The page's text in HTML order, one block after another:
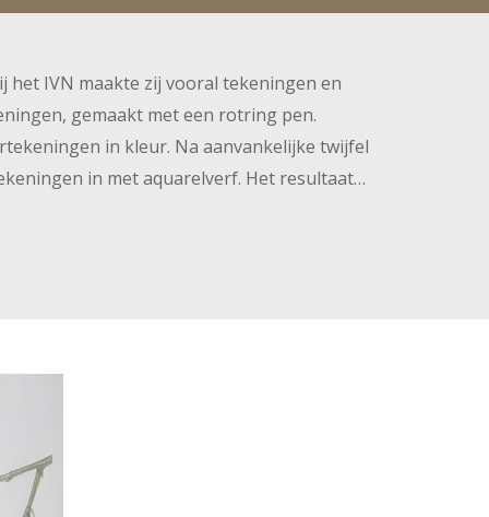
het IVN maakte zij vooral tekeningen en
gemaakt met een rotring pen.
in kleur. Na aanvankelijke twijfel
in met aquarelverf. Het resultaat…